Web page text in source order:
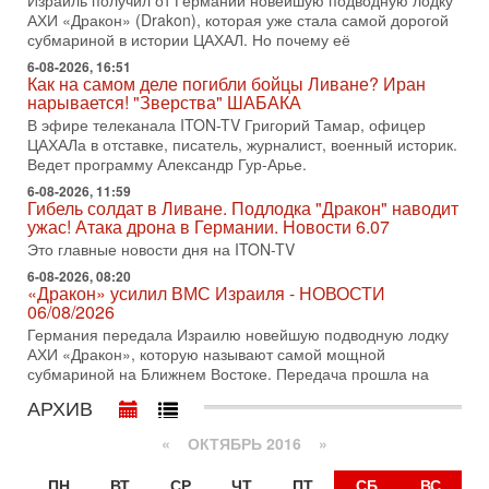
31-07-2026, 17:00
Тайны закрытых дверей: о чём на самом деле
молчат Трамп и Нетаньяху?
Недавний визит премьер-министра Израиля Биньямина
Нетаньяху в США и его встреча с Дональдом Трампом
оставили больше вопросов, чем ответов. Полная
31-07-2026, 15:18
Иран готовит покушение на Нетаниягу! Трамп не
хочет эскалации, но КСИР готовит взрыв!
В эфире телеканала ITON-TV СЕРГЕЙ МИГДАЛЬ, эксперт
по вопросам безопасности, офицер запаса
Международного управления полиции Израиля, автор
Битва за разоружение ХАМАСа - НОВОСТИ
31/07/2026
Сегодня президент США Дональд Трамп заявил о
достижении исторического соглашения о полном
разоружении ХАМАСа и других вооруженных группировок в
Иран доведет Трампа до крайних мер? Разбор и
оценка от военного обозревателя Давида Шарпа
Ситуация вокруг противостояния Ирана и США накаляется
с каждым днем. Почему Трамп в самый последний момент
АХИ «Дракон» (Drakon), которая уже стала самой дорогой
субмариной в истории ЦАХАЛ. Но почему её
6-08-2026, 16:51
Как на самом деле погибли бойцы Ливане? Иран
нарывается! "Зверства" ШАБАКА
В эфире телеканала ITON-TV Григорий Тамар, офицер
ЦАХАЛа в отставке, писатель, журналист, военный историк.
Ведет программу Александр Гур-Арье.
6-08-2026, 11:59
Гибель солдат в Ливане. Подлодка "Дракон" наводит
ужас! Атака дрона в Германии. Новости 6.07
Это главные новости дня на ITON-TV
6-08-2026, 08:20
«Дракон» усилил ВМС Израиля - НОВОСТИ
06/08/2026
Германия передала Израилю новейшую подводную лодку
АХИ «Дракон», которую называют самой мощной
субмариной на Ближнем Востоке. Передача прошла на
АРХИВ
« ОКТЯБРЬ 2016 »